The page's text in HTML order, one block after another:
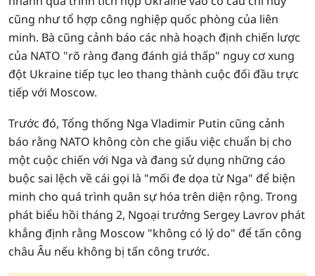
cũng như tổ hợp công nghiệp quốc phòng của liên
minh. Bà cũng cảnh báo các nhà hoạch định chiến lược
của NATO "rõ ràng đang đánh giá thấp" nguy cơ xung
đột Ukraine tiếp tục leo thang thành cuộc đối đầu trực
tiếp với Moscow.
Trước đó, Tổng thống Nga Vladimir Putin cũng cảnh
báo rằng NATO không còn che giấu việc chuẩn bị cho
một cuộc chiến với Nga và đang sử dụng những cáo
buộc sai lệch về cái gọi là "mối đe dọa từ Nga" để biện
minh cho quá trình quân sự hóa trên diện rộng. Trong
phát biểu hồi tháng 2, Ngoại trưởng Sergey Lavrov phát
khẳng định rằng Moscow "không có lý do" để tấn công
châu Âu nếu không bị tấn công trước.